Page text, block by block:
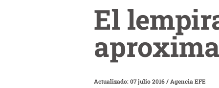
El
Actualizado: 07 julio 2016/ Agencia EFE